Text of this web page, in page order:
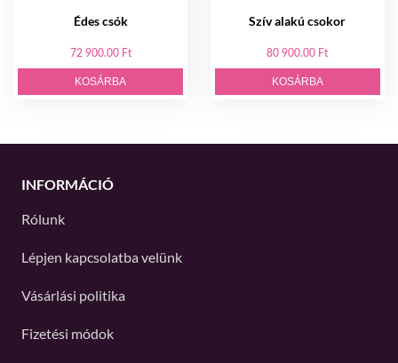
Édes csók
72 900.00 Ft
KOSÁRBA
Szív alakú csokor
80 900.00 Ft
KOSÁRBA
INFORMÁCIÓ
Rólunk
Lépjen kapcsolatba velünk
Vásárlási politika
Fizetési módok